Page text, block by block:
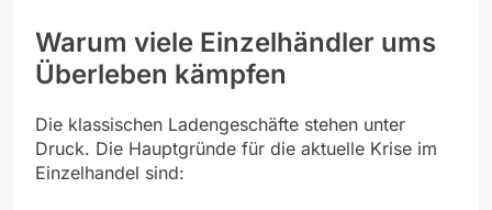
Warum viele Einzelhändler ums
Überleben kämpfen
Die klassischen Ladengeschäfte stehen unter
Druck. Die Hauptgründe für die aktuelle Krise im
Einzelhandel sind: